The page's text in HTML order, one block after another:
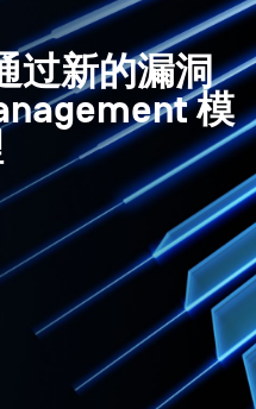
过新的漏洞
模